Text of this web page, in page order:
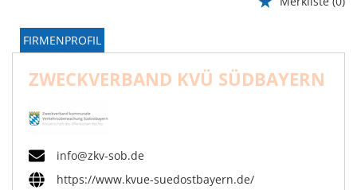
FIRMENPROFIL
ZWECKVERBAND KVÜ SÜDBAYERN
info@zkv-sob.de
https://www.kvue-suedostbayern.de/